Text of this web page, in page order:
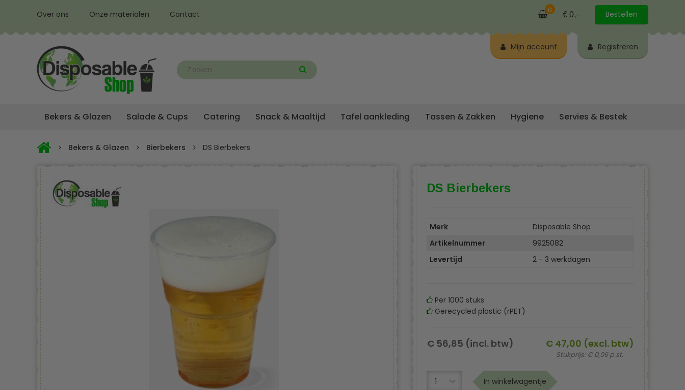
Over ons Onze materialen Contact 0 € 0,- Bestellen
Mijn account Registreren
Bekers & Glazen Salade & Cups Catering Snack & Maaltijd Tafel aankleding Tassen & Zakken Hygiene Servies & Bestek
Bekers & Glazen Bierbekers DS Bierbekers
DS Bierbekers
Merk
Disposable Shop
Artikelnummer
9925082
Levertijd
2 - 3 werkdagen
Per 1000 stuks
Gerecycled plastic (rPET)
€ 47,00 (excl. btw)
Stukprijs: € 0,06 p.st.
€ 56,85 (incl. btw)
In winkelwagentje